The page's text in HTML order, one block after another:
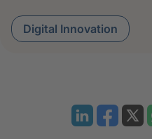
Digital Innovation